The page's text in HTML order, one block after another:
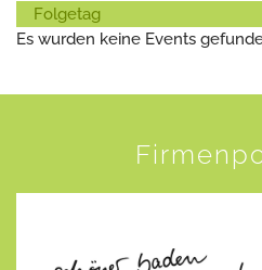
Folgetag
Es wurden keine Events